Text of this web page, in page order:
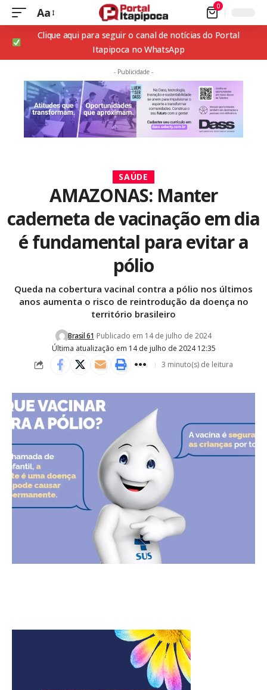
Aa 0
Clique aqui para seguir o canal de notícias do Portal
Itapipoca no WhatsApp
- Publicidade -
SAÚDE
AMAZONAS: Manter
caderneta de vacinação em dia
é fundamental para evitar a
pólio
Queda na cobertura vacinal contra a pólio nos últimos
anos aumenta o risco de reintrodução da doença no
território brasileiro
Última atualização em 14 de julho de 2024 12:35
Brasil 61 Publicado em 14 de julho de 2024
3 minuto(s) de leitura